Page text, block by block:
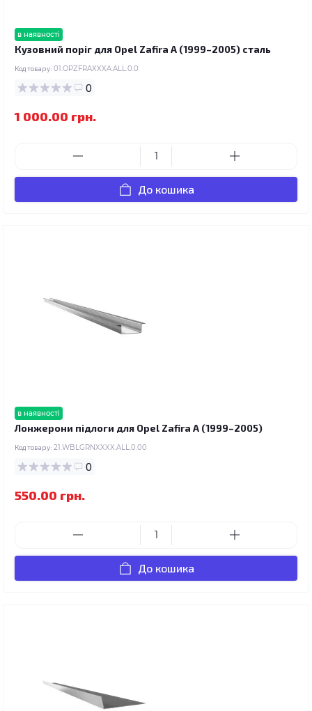
в наявності
Кузовний поріг для Opel Zafira A (1999–2005) сталь
Код товару: 01.OPZFRAXXXA.ALL.0.0
0
1 000.00 грн.
До кошика
в наявності
Лонжерони підлоги для Opel Zafira A (1999–2005)
Код товару: 21.WBLGRNXXXX.ALL.0.00
0
550.00 грн.
До кошика